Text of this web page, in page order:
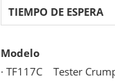
TIEMPO DE ESPERA
Modelo
· TF117C Tester